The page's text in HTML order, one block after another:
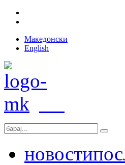
Македонски
English
новости